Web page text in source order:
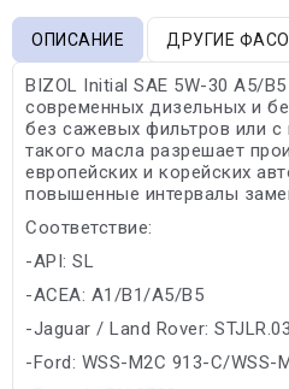
ОПИСАНИЕ ДРУГИЕ
BIZOL Initial SAE 5W-30 A5/
современных дизельных и
без сажевых фильтров или с
такого масла разрешает
европейских и корейских
повышенные интервалы
Соответствие:
-API: SL
-ACEA: A1/B1/A5/B5
-Jaguar / Land Rover:
-Ford: WSS-M2C 913-C/WSS-